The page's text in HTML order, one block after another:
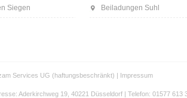
Siegen Beiladungen Suhl
Services UG (haftungsbeschränkt) | Impressum
Aderkirchweg 19, 40221 Düsseldorf | Telefon: 01577